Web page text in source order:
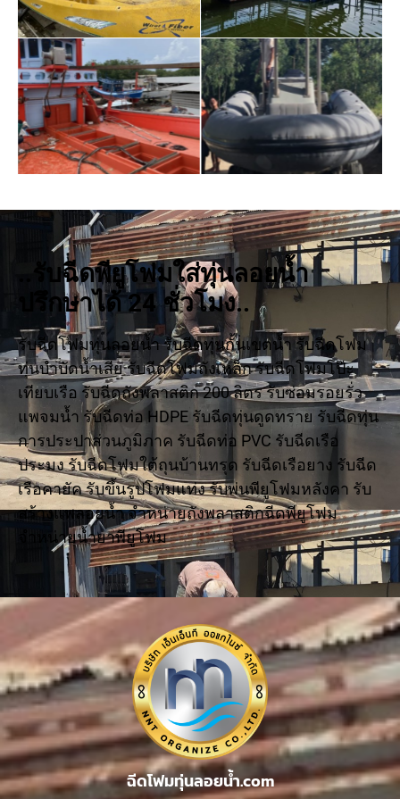
..รับฉีดพียูโฟมใส่ทุ่นลอยน้ำ
ปรึกษาได้ 24 ชั่วโมง..
รับฉีดโฟมทุ่นลอยน้ำ รับฉีดทุ่นกั้นเขตน้ำ รับฉีดโฟม
ทุ่นบำบัดน้ำเสีย รับฉีดโฟมถังเหล็ก รับฉีดโฟมโป๊ะ
เทียบเรือ รับฉีดถังพลาสติก 200 ลิตร รับซ่อมรอยรั่ว
แพจมน้ำ รับฉีดท่อ HDPE รับฉีดทุ่นดูดทราย รับฉีดทุ่น
การประปาส่วนภูมิภาค รับฉีดท่อ PVC รับฉีดเรือ
ประมง รับฉีดโฟมใต้ถุนบ้านทรุด รับฉีดเรือยาง รับฉีด
เรือคายัค รับขึ้นรูปโฟมแท่ง รับพ่นพียูโฟมหลังคา รับ
สร้างแพลอยน้ำ จำหน่ายถังพลาสติกฉีดพียูโฟม
จำหน่ายน้ำยาพียูโฟม
ฉีดโฟมทุ่นลอยน้ำ.com